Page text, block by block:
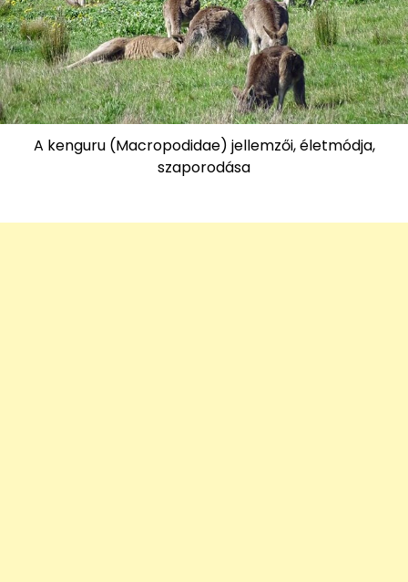
A kenguru (Macropodidae) jellemzői, életmódja,
szaporodása